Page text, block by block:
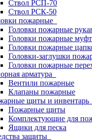
Ствол РСП-70
Ствол РСК-50
пожарные
Головки пожарные
Головки пожарные
Головки пожарные
Головки-заглушки
Головки пожарные
арматура
Вентили пожарные
Клапаны пожарные
щиты и инвентарь
Пожарные щиты
Комплектующие для
Ящики для песка
защиты